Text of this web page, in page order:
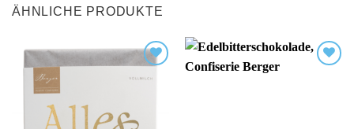
ÄHNLICHE PRODUKTE